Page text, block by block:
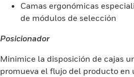
Camas ergonómicas
de módulos de selección
Posicionador
Minimice la disposición de cajas
promueva el flujo del producto en